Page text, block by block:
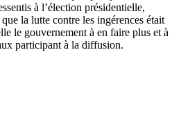
à l’élection présidentielle,
la lutte contre les ingérences était
le gouvernement à en faire plus et à
participant à la diffusion.